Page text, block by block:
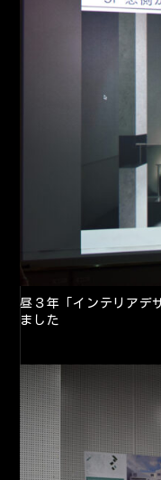
昼３年「インテリアデ
ました